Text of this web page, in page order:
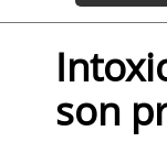
son